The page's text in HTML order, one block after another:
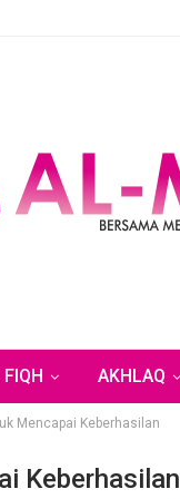
FIQH AKHLAQ
Mencapai Keberhasilan
Keberhasilan